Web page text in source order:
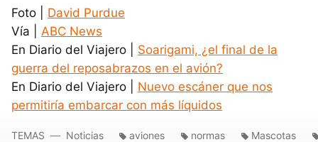
Foto | David Purdue
Vía | ABC News
En Diario del Viajero | Soarigami, ¿el final de la
guerra del reposabrazos en el avión?
En Diario del Viajero | Nuevo escáner que nos
permitiría embarcar con más líquidos
TEMAS Noticias aviones normas Mascotas